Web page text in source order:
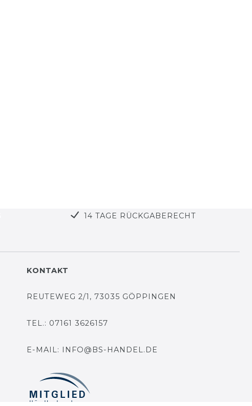
14 TAGE RÜCKGABERECHT
KONTAKT
REUTEWEG 2/1, 73035 GÖPPINGEN
TEL.: 07161 3626157
E-MAIL: INFO@BS-HANDEL.DE